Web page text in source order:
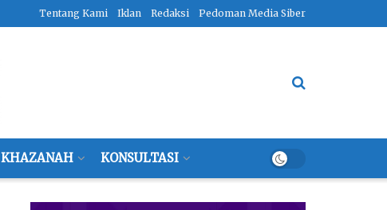
Tentang Kami Iklan Redaksi Pedoman Media Siber
KHAZANAH KONSULTASI